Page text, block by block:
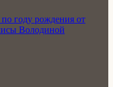
году рождения от
Володиной